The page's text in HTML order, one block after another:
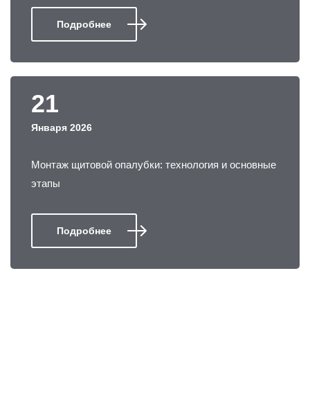
Подробнее
21
Января 2026
Монтаж щитовой опалубки: технология и основные
этапы
Подробнее